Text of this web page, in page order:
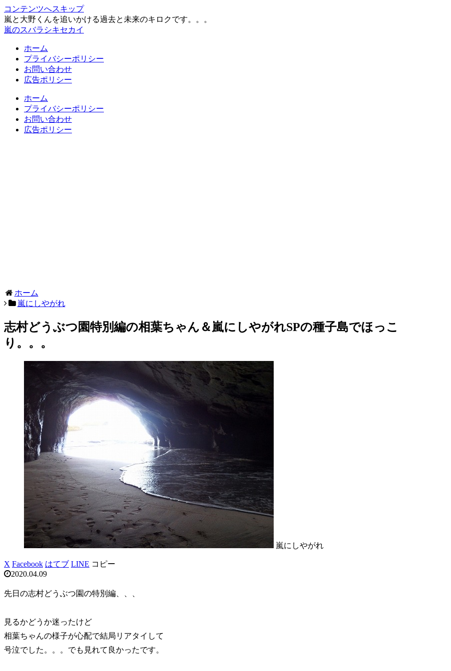
コンテンツへスキップ
嵐と大野くんを追いかける過去と未来のキロクです。。。
嵐のスバラシキセカイ
ホーム
プライバシーポリシー
お問い合わせ
広告ポリシー
ホーム
プライバシーポリシー
お問い合わせ
広告ポリシー
ホーム
嵐にしやがれ
志村どうぶつ園特別編の相葉ちゃん＆嵐にしやがれSPの種子島でほっこ
り。。。
嵐にしやがれ
X Facebook はてブ LINE コピー
2020.04.09
先日の志村どうぶつ園の特別編、、、
見るかどうか迷ったけど
相葉ちゃんの様子が心配で結局リアタイして
号泣でした。。。でも見れて良かったです。